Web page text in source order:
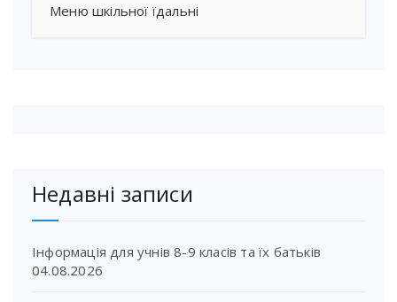
Меню шкільної їдальні
Недавні записи
Інформація для учнів 8-9 класів та їх батьків
04.08.2026